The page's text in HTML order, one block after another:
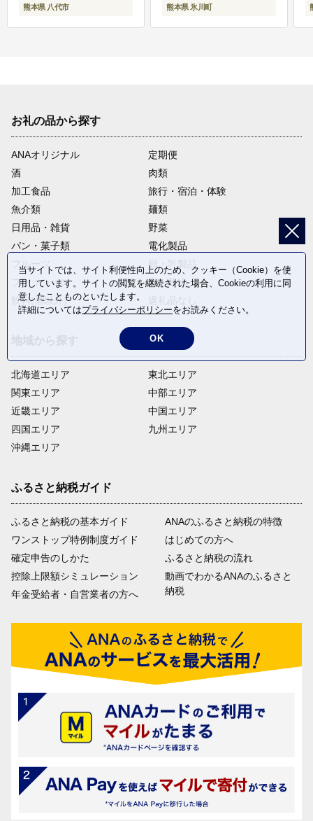
熊本県 八代市 熊本県 氷川町
お礼の品から探す
ANAオリジナル
定期便
酒
肉類
加工食品
旅行・宿泊・体験
魚介類
麺類
日用品・雑貨
野菜
パン・菓子類
電化製品
フルーツ
卵・乳製品
ファッション
米・穀物
飲料(酒以外)
北海道エリア
関東エリア
近畿エリア
四国エリア
沖縄エリア
東北エリア
中部エリア
中国エリア
九州エリア
ふるさと納税ガイド
ふるさと納税の基本ガイド
ワンストップ特例制度ガイド
確定申告のしかた
控除上限額シミュレーション
年金受給者・自営業者の方へ
ANAのふるさと納税の特徴
はじめての方へ
ふるさと納税の流れ
動画でわかるANAのふるさと
納税
当サイトでは、サイト利便性向上のため、クッキー（Cookie）を使
用しています。サイトの閲覧を継続された場合、Cookieの利用に同
意したことものといたします。
詳細についてはプライバシーポリシーをお読みください。
OK